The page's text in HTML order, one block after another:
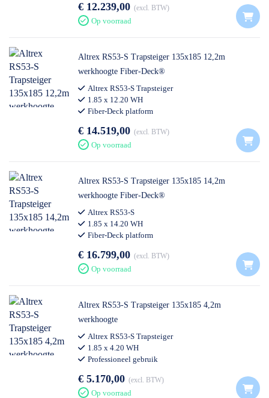
€ 12.239,00 excl. BTW
Op voorraad
Altrex RS53-S Trapsteiger 135x185 12,2m
werkhoogte Fiber-Deck®
Altrex RS53-S Trapsteiger
1.85 x 12.20 WH
Fiber-Deck platform
€ 14.519,00 excl. BTW
Op voorraad
Altrex RS53-S Trapsteiger 135x185 14,2m
werkhoogte Fiber-Deck®
Altrex RS53-S
1.85 x 14.20 WH
Fiber-Deck platform
€ 16.799,00 excl. BTW
Op voorraad
Altrex RS53-S Trapsteiger 135x185 4,2m
werkhoogte
Altrex RS53-S Trapsteiger
1.85 x 4.20 WH
Professioneel gebruik
€ 5.170,00 excl. BTW
Op voorraad